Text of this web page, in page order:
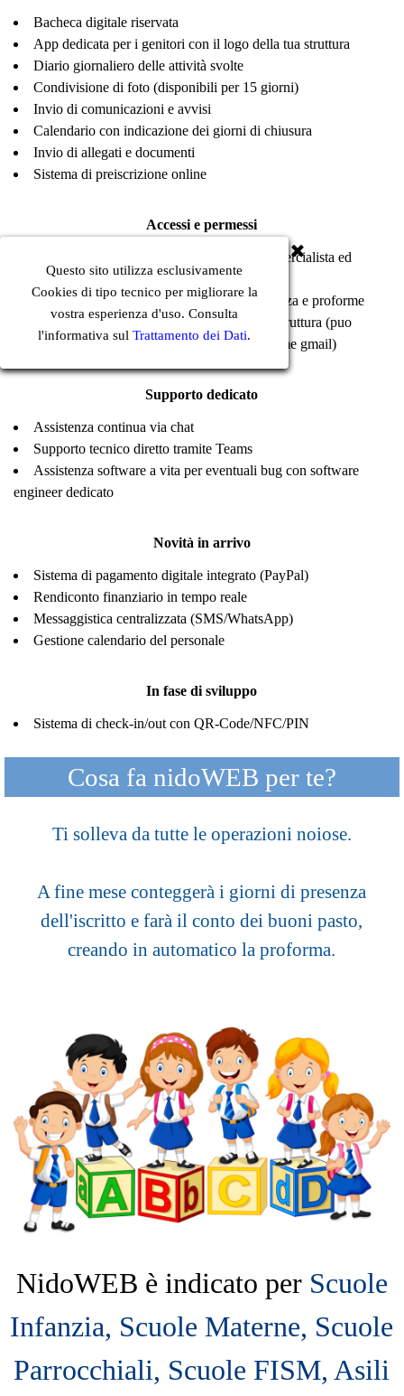
Questo sito utilizza esclusivamente
Cookies di tipo tecnico per migliorare la
vostra esperienza d'uso. Consulta
l'informativa sul Trattamento dei Dati.
Bacheca digitale riservata
App dedicata per i genitori con il logo della tua struttura
Diario giornaliero delle attività svolte
Condivisione di foto (disponibili per 15 giorni)
Invio di comunicazioni e avvisi
Calendario con indicazione dei giorni di chiusura
Invio di allegati e documenti
Sistema di preiscrizione online
Accessi e permessi
Accessi differenziati per coordinatori, commercialista ed
educatrici
Invio automatico dei report mensili di presenza e proforme
Email personalizzate con il nome della tua struttura (puo
andare bene anche un server SMTP gratuito come gmail)
Supporto dedicato
Assistenza continua via chat
Supporto tecnico diretto tramite Teams
Assistenza software a vita per eventuali bug con software
engineer dedicato
Novità in arrivo
Sistema di pagamento digitale integrato (PayPal)
Rendiconto finanziario in tempo reale
Messaggistica centralizzata (SMS/WhatsApp)
Gestione calendario del personale
In fase di sviluppo
Sistema di check-in/out con QR-Code/NFC/PIN
Cosa fa nidoWEB per te?
Ti solleva da tutte le operazioni noiose.
A fine mese conteggerà i giorni di presenza
dell'iscritto e farà il conto dei buoni pasto,
creando in automatico la proforma.
NidoWEB è indicato per Scuole
Infanzia, Scuole Materne, Scuole
Parrocchiali, Scuole FISM, Asili